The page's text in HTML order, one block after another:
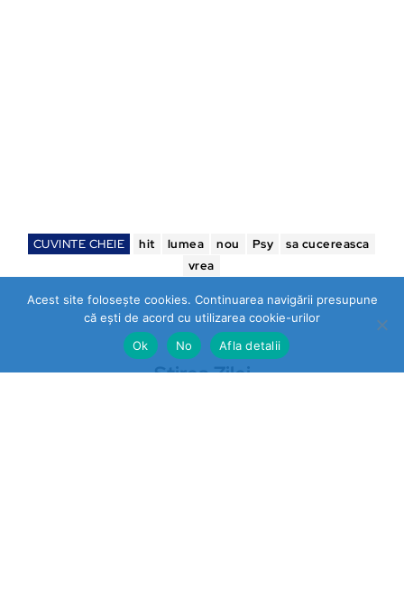
CUVINTE CHEIE hit lumea nou Psy
sa cucereasca
vrea
Stirea Zilei
Acest site folosește cookies. Continuarea navigării presupune
că ești de acord cu utilizarea cookie-urilor
Ok
No Afla detalii